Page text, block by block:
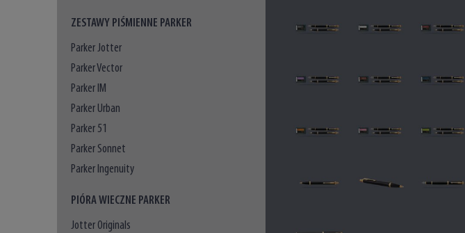
ZESTAWY PIŚMIENNE PARKER
Parker Jotter
Parker Vector
Parker IM
Parker Urban
Parker 51
Parker Sonnet
Parker Ingenuity
PIÓRA WIECZNE PARKER
Jotter Originals